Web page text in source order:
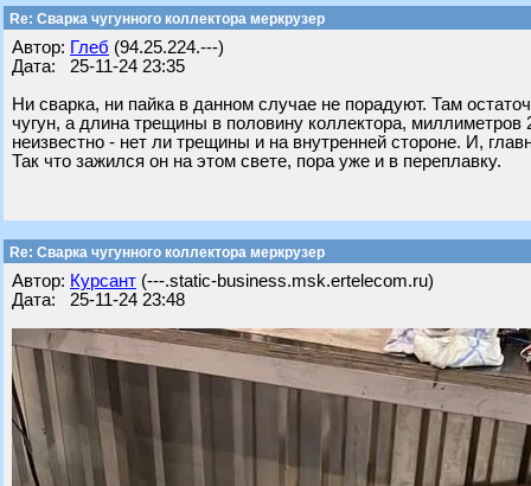
Re: Сварка чугунного коллектора меркрузер
Автор: Глеб (94.25.224.---)
Дата: 25-11-24 23:35
Ни сварка, ни пайка в данном случае не порадуют. Там
чугун, а длина трещины в половину коллектора,
неизвестно - нет ли трещины и на внутренней стороне. И,
Так что зажился он на этом свете, пора уже и в переплавку.
Re: Сварка чугунного коллектора меркрузер
Автор: Курсант (---.static-business.msk.ertelecom.ru)
Дата: 25-11-24 23:48